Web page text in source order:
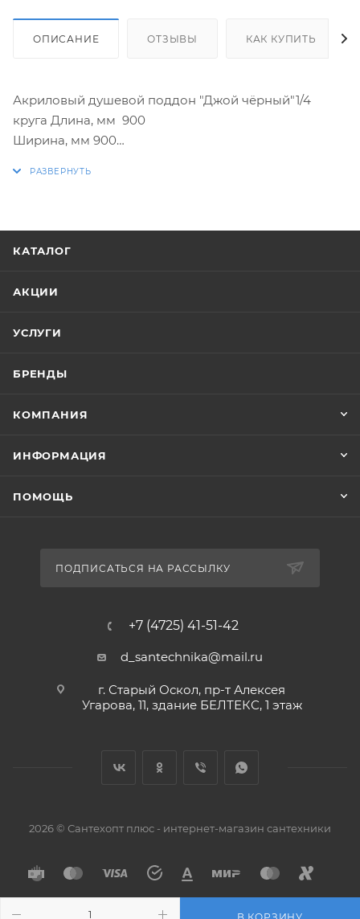
ОПИСАНИЕ ОТЗЫВЫ КАК КУПИТЬ
Акриловый душевой поддон "Джой чёрный"1/4
круга Длина, мм 900
Ширина, мм 900
Экран Съёмный
Покрытие дна поддона Идеально гладкое дно
Максимальная нагрузка, кг 300
Возможность установки на металлический каркас
КАТАЛОГ
АКЦИИ
УСЛУГИ
БРЕНДЫ
КОМПАНИЯ
ИНФОРМАЦИЯ
ПОМОЩЬ
ПОДПИСАТЬСЯ НА РАССЫЛКУ
+7 (4725) 41-51-42
d_santechnika@mail.ru
г. Старый Оскол, пр-т Алексея
Угарова, 11, здание БЕЛТЕКС, 1 этаж
2026 © Сантехопт плюс - интернет-магазин сантехники